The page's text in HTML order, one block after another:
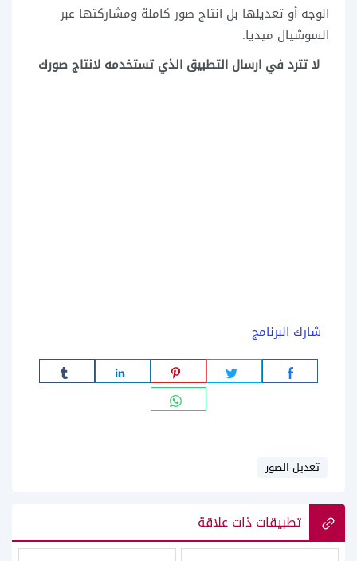
الوجه أو تعديلها بل انتاج صور كاملة ومشاركتها عبر
السوشيال ميديا.
لا تترد في ارسال التطبيق الذي تستخدمه لانتاج صورك
شارك البرنامج
تعديل الصور
تطبيقات ذات علاقة